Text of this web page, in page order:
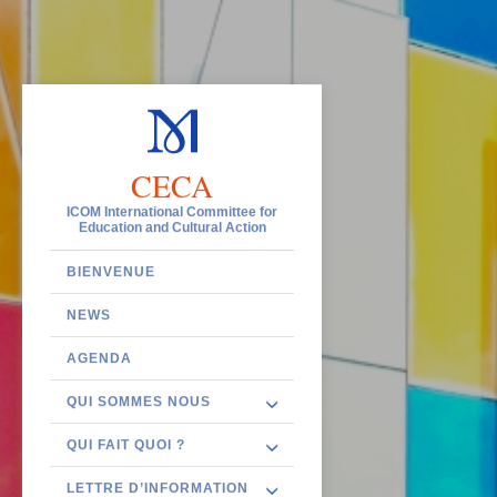
CECA
ICOM International Committee for
Education and Cultural Action
BIENVENUE
NEWS
AGENDA
QUI SOMMES NOUS
QUI FAIT QUOI ?
LETTRE D’INFORMATION